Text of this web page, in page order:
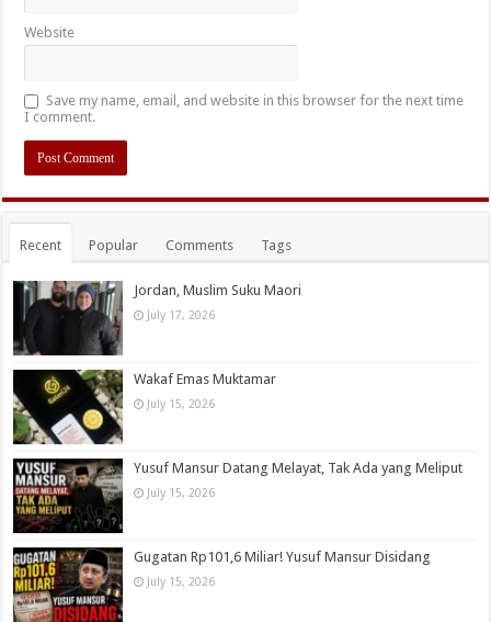
Website
Save my name, email, and website in this browser for the next time
I comment.
Recent Popular Comments Tags
Jordan, Muslim Suku Maori
July 17, 2026
Wakaf Emas Muktamar
July 15, 2026
Yusuf Mansur Datang Melayat, Tak Ada yang Meliput
July 15, 2026
Gugatan Rp101,6 Miliar! Yusuf Mansur Disidang
July 15, 2026